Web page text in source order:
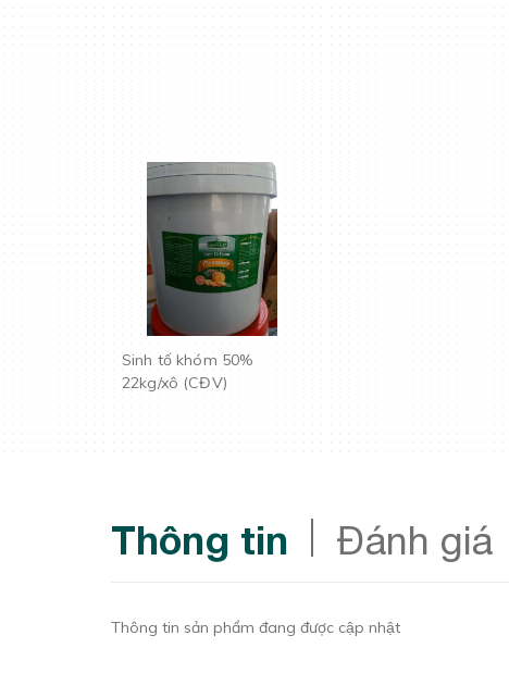
Sinh tố khóm 50%
22kg/xô (CĐV)
Thông tin Đánh giá
Thông tin sản phẩm đang được cập nhật